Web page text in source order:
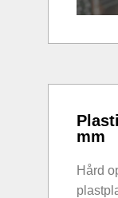
mm
Hård